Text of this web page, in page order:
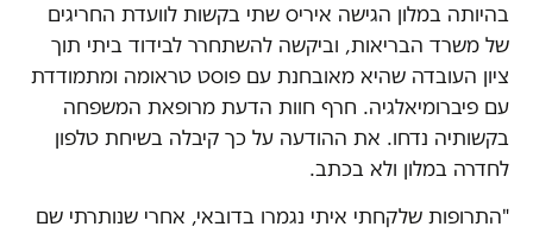
בהיותה במלון הגישה איריס שתי בקשות לוועדת החריגים
של משרד הבריאות, וביקשה להשתחרר לבידוד ביתי תוך
ציון העובדה שהיא מאובחנת עם פוסט טראומה ומתמודדת
עם פיברומיאלגיה. חרף חוות הדעת מרופאת המשפחה
בקשותיה נדחו. את ההודעה על כך קיבלה בשיחת טלפון
לחדרה במלון ולא בכתב.
"התרופות שלקחתי איתי נגמרו בדובאי, אחרי שנותרתי שם